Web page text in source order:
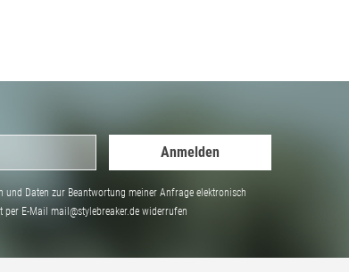
Anmelden
Daten zur Beantwortung meiner Anfrage elektronisch
E-Mail mail@stylebreaker.de widerrufen